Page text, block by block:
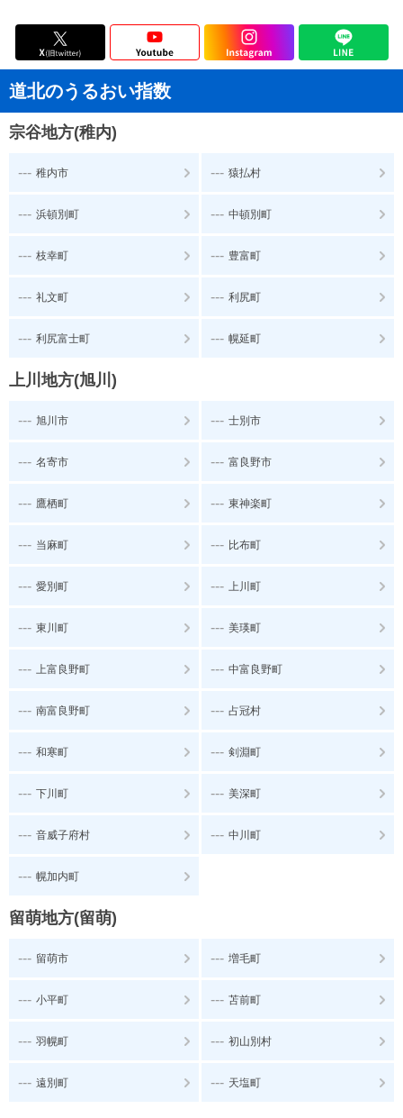
道北のうるおい指数
宗谷地方(稚内)
--- 稚内市 --- 猿払村
--- 浜頓別町 --- 中頓別町
--- 枝幸町 --- 豊富町
--- 礼文町 --- 利尻町
--- 利尻富士町 --- 幌延町
上川地方(旭川)
--- 旭川市 --- 士別市
--- 名寄市 --- 富良野市
--- 鷹栖町 --- 東神楽町
--- 当麻町 --- 比布町
--- 愛別町 --- 上川町
--- 東川町 --- 美瑛町
--- 上富良野町 --- 中富良野町
--- 南富良野町 --- 占冠村
--- 和寒町 --- 剣淵町
--- 下川町 --- 美深町
--- 音威子府村 --- 中川町
--- 幌加内町
留萌地方(留萌)
--- 留萌市 --- 増毛町
--- 小平町 --- 苫前町
--- 羽幌町 --- 初山別村
--- 遠別町 --- 天塩町